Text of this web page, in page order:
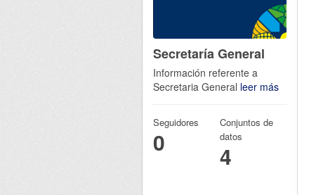
Secretaría General
Información referente a
Secretaria General leer más
Seguidores
0
Conjuntos de
datos
4